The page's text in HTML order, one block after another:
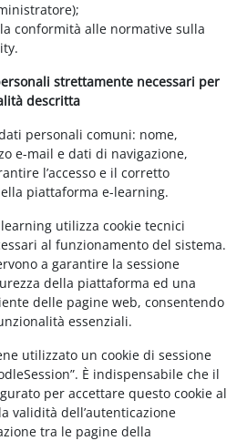
conformità alle normative sulla
strettamente necessari per
descritta
personali comuni: nome,
e-mail e dati di navigazione,
l’accesso e il corretto
piattaforma e-learning.
utilizza cookie tecnici
al funzionamento del sistema.
a garantire la sessione
della piattaforma ed una
delle pagine web, consentendo
essenziali.
utilizzato un cookie di sessione
È indispensabile che il
per accettare questo cookie al
validità dell’autenticazione
tra le pagine della